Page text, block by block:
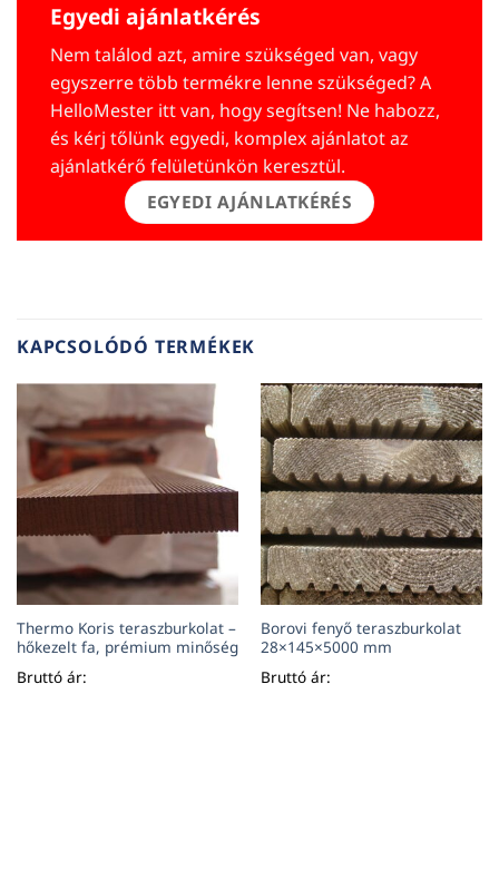
Egyedi ajánlatkérés
Nem találod azt, amire szükséged van, vagy
egyszerre több termékre lenne szükséged? A
HelloMester itt van, hogy segítsen! Ne habozz,
és kérj tőlünk egyedi, komplex ajánlatot az
ajánlatkérő felületünkön keresztül.
EGYEDI AJÁNLATKÉRÉS
KAPCSOLÓDÓ TERMÉKEK
Thermo Koris teraszburkolat –
hőkezelt fa, prémium minőség
Bruttó ár:
Borovi fenyő teraszburkolat
28×145×5000 mm
Bruttó ár: